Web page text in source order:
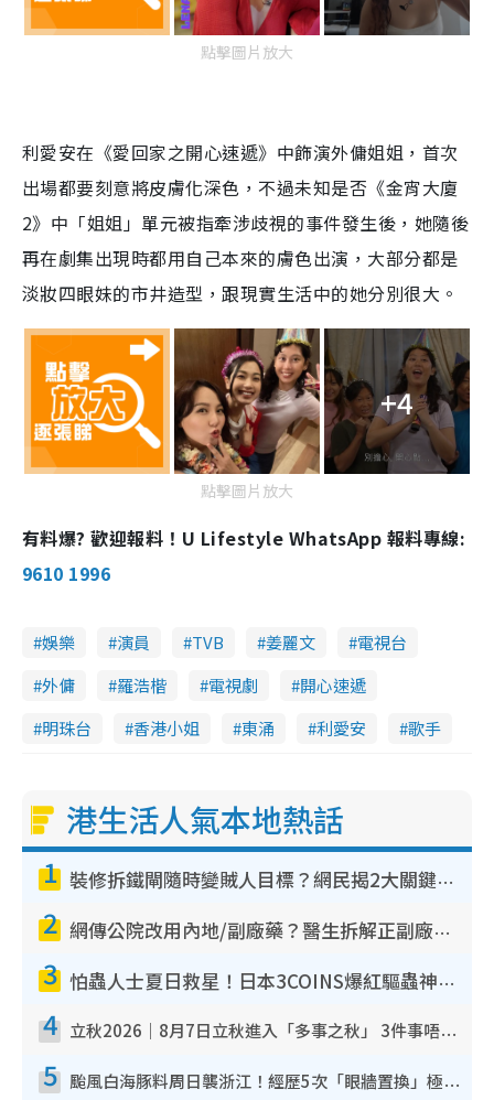
點擊圖片放大
利愛安在《愛回家之開心速遞》中飾演外傭姐姐，首次
出場都要刻意將皮膚化深色，不過未知是否《金宵大廈
2》中「姐姐」單元被指牽涉歧視的事件發生後，她隨後
再在劇集出現時都用自己本來的膚色出演，大部分都是
淡妝四眼妹的市井造型，跟現實生活中的她分別很大。
+4
點擊圖片放大
有料爆? 歡迎報料！U Lifestyle WhatsApp 報料專線:
9610 1996
娛樂 演員 TVB 姜麗文
電視台
外傭
羅浩楷 電視劇
開心速遞
明珠台
香港小姐 東涌 利愛安 歌手
港生活人氣本地熱話
1 裝修拆鐵閘隨時變賊人目標？網民揭2大關鍵用途：裝新式等於白裝？附新舊鐵閘分別
2 網傳公院改用內地/副廠藥？醫生拆解正副廠分別 揭4類人換藥隨時出事
3 怕蟲人士夏日救星！日本3COINS爆紅驅蟲神器$45起 1招「全程免觸碰」輕鬆搞定小強
4 立秋2026｜8月7日立秋進入「多事之秋」 3件事唔做得！專家教6招開運 清枱頭／銀包納氣接好運
5 颱風白海豚料周日襲浙江！經歷5次「眼牆置換」極罕見 成登陸內地最長途颱風